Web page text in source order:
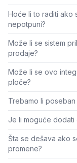
Hoće li to raditi ako
nepotpuni?
Može li se sistem
prodaje?
Može li se ovo
ploče?
Trebamo li
Je li moguće dodati
Šta se dešava ako
promene?